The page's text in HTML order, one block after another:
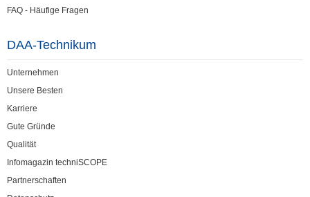
FAQ - Häufige Fragen
DAA-Technikum
Unternehmen
Unsere Besten
Karriere
Gute Gründe
Qualität
Infomagazin techniSCOPE
Partnerschaften